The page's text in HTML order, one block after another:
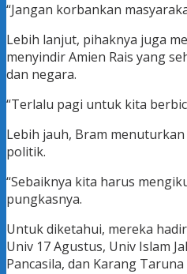
“Jangan korbankan
Lebih lanjut, pihaknya juga
menyindir Amien Rais yang
dan negara.
“Terlalu pagi untuk kita
Lebih jauh, Bram
politik.
“Sebaiknya kita harus
pungkasnya.
Untuk diketahui, mereka
Univ 17 Agustus, Univ Islam
Pancasila, dan Karang Taruna